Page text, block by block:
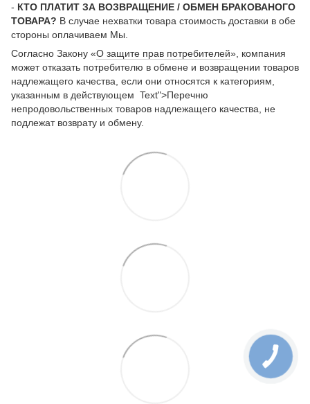
- КТО ПЛАТИТ ЗА ВОЗВРАЩЕНИЕ / ОБМЕН БРАКОВАНОГО
ТОВАРА? В случае нехватки товара стоимость доставки в обе
стороны оплачиваем Мы.
Согласно Закону «О защите прав потребителей», компания
может отказать потребителю в обмене и возвращении товаров
надлежащего качества, если они относятся к категориям,
указанным в действующем Text">Перечню
непродовольственных товаров надлежащего качества, не
подлежат возврату и обмену.